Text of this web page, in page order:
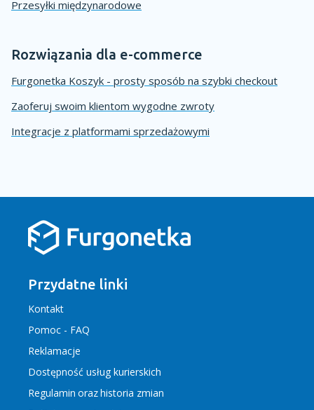
Przesyłki międzynarodowe
Rozwiązania dla e-commerce
Furgonetka Koszyk - prosty sposób na szybki checkout
Zaoferuj swoim klientom wygodne zwroty
Integracje z platformami sprzedażowymi
Przydatne linki
Kontakt
Pomoc - FAQ
Reklamacje
Dostępność usług kurierskich
Regulamin orazhistoria zmian